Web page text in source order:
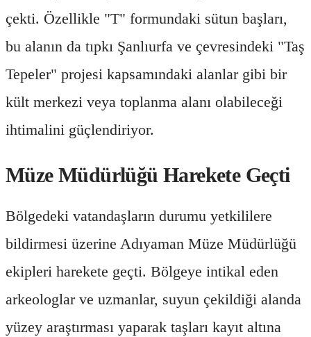
çekti. Özellikle "T" formundaki sütun başları,
bu alanın da tıpkı Şanlıurfa ve çevresindeki "Taş
Tepeler" projesi kapsamındaki alanlar gibi bir
kült merkezi veya toplanma alanı olabileceği
ihtimalini güçlendiriyor.
Müze Müdürlüğü Harekete Geçti
Bölgedeki vatandaşların durumu yetkililere
bildirmesi üzerine Adıyaman Müze Müdürlüğü
ekipleri harekete geçti. Bölgeye intikal eden
arkeologlar ve uzmanlar, suyun çekildiği alanda
yüzey araştırması yaparak taşları kayıt altına